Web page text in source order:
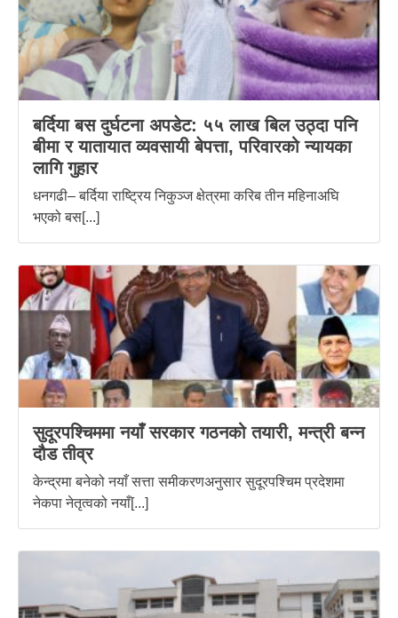
बर्दिया बस दुर्घटना अपडेट: ५५ लाख बिल उठ्दा पनि
बीमा र यातायात व्यवसायी बेपत्ता, परिवारको न्यायका
लागि गुहार
धनगढी– बर्दिया राष्ट्रिय निकुञ्ज क्षेत्रमा करिब तीन महिनाअघि
भएको बस[...]
सुदूरपश्चिममा नयाँ सरकार गठनको तयारी, मन्त्री बन्न
दौड तीव्र
केन्द्रमा बनेको नयाँ सत्ता समीकरणअनुसार सुदूरपश्चिम प्रदेशमा
नेकपा नेतृत्वको नयाँ[...]